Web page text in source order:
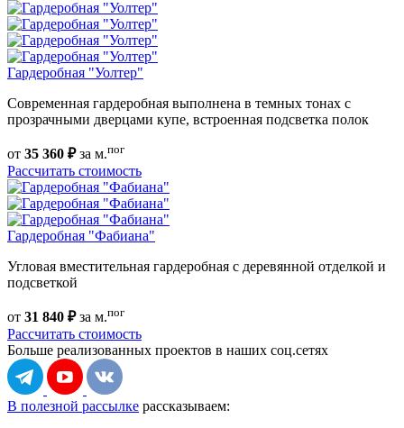
Гардеробная "Уолтер"
Современная гардеробная выполнена в темных тонах с
прозрачными дверцами купе, встроенная подсветка полок
от 35 360 ₽за м.пог
Рассчитать стоимость
Гардеробная "Фабиана"
Угловая вместительная гардеробная с деревянной отделкой и
подсветкой
от 31 840 ₽за м.пог
Рассчитать стоимость
Больше реализованных проектов в наших соц.сетях
В полезной рассылке рассказываем: